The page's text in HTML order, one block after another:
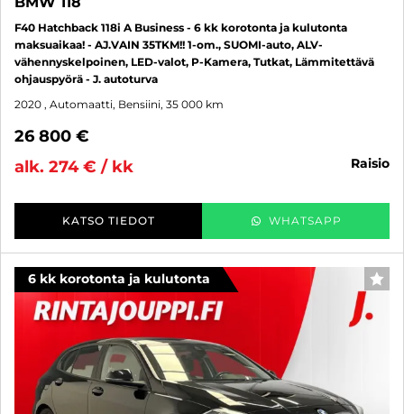
F40 Hatchback 118i A Business - 6 kk korotonta ja kulutonta
maksuaikaa! - AJ.VAIN 35TKM!! 1-om., SUOMI-auto, ALV-
vähennyskelpoinen, LED-valot, P-Kamera, Tutkat, Lämmitettävä
ohjauspyörä - J. autoturva
2020 , Automaatti, Bensiini, 35 000 km
26 800 €
alk. 274 € / kk
raisio
KATSO TIEDOT WHATSAPP
6 kk korotonta ja kulutonta